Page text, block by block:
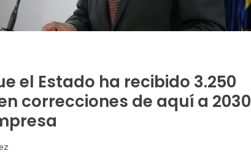
el Estado ha recibido 3.250
correcciones de aquí a 2030